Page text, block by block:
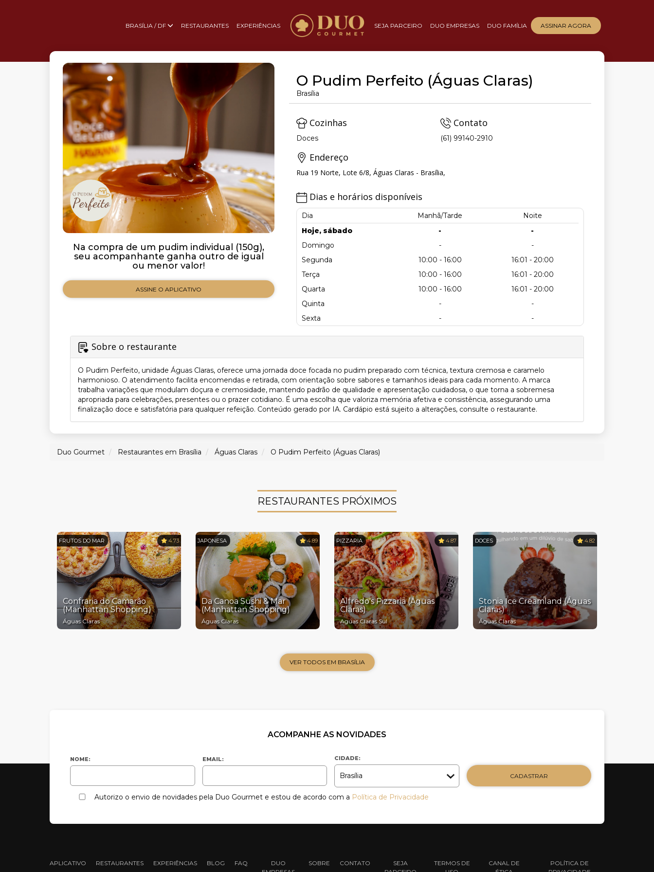
BRASÍLIA / DF RESTAURANTES EXPERIÊNCIAS SEJA PARCEIRO DUO EMPRESAS DUO FAMÍLIA ASSINAR AGORA
Na compra de um pudim individual (150g),
seu acompanhante ganha outro de igual
ou menor valor!
ASSINE O APLICATIVO
O Pudim Perfeito (Águas Claras)
Brasília
Cozinhas
Doces
Contato
(61) 99140-2910
Endereço
Rua 19 Norte, Lote 6/8, Águas Claras - Brasília,
Dias e horários disponíveis
Dia Manhã/Tarde
Noite
Hoje, sábado
-
-
Domingo
-
-
Segunda
10:00 - 16:00
16:01 - 20:00
Terça
10:00 - 16:00
16:01 - 20:00
Quarta
10:00 - 16:00
16:01 - 20:00
Quinta
-
-
Sexta
- -
Sobre o restaurante
O Pudim Perfeito, unidade Águas Claras, oferece uma jornada doce focada no pudim preparado com técnica, textura cremosa e caramelo
harmonioso. O atendimento facilita encomendas e retirada, com orientação sobre sabores e tamanhos ideais para cada momento. A marca
trabalha variações que modulam doçura e cremosidade, mantendo padrão de qualidade e apresentação cuidadosa, o que torna a sobremesa
apropriada para celebrações, presentes ou o prazer cotidiano. É uma escolha que valoriza memória afetiva e consistência, assegurando uma
finalização doce e satisfatória para qualquer refeição. Conteúdo gerado por IA. Cardápio está sujeito a alterações, consulte o restaurante.
Duo Gourmet Restaurantes em Brasília Águas Claras O Pudim Perfeito (Águas Claras)
RESTAURANTES PRÓXIMOS
FRUTOS DO MAR 4.73
Confraria do Camarão
(Manhattan Shopping)
Águas Claras
JAPONESA 4.89
Da Canoa Sushi & Mar
(Manhattan Shopping)
Águas Claras
PIZZARIA 4.87
Alfredo's Pizzaria (Águas
Claras)
Aguas Claras Sul
DOCES 4.82
Stonia Ice Creamland (Águas
Claras)
Águas Claras
VER TODOS EM BRASÍLIA
ACOMPANHE AS NOVIDADES
NOME: EMAIL: CIDADE:
CADASTRAR
Autorizo o envio de novidades pela Duo Gourmet e estou de acordo com a Política de Privacidade
APLICATIVO RESTAURANTES EXPERIÊNCIAS BLOG FAQ DUO SOBRE CONTATO SEJA TERMOS DE CANAL DE POLÍTICA DE